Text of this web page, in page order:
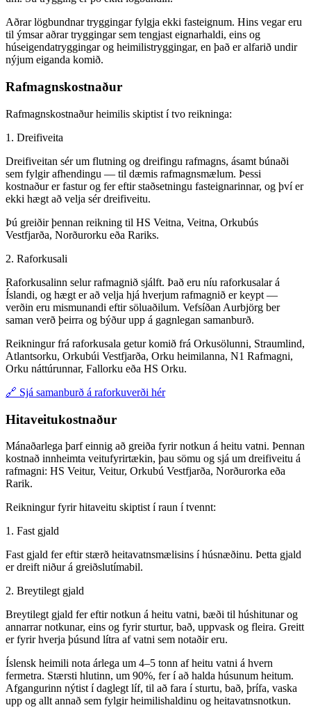
Aðrar lögbundnar tryggingar fylgja ekki fasteignum. Hins vegar eru
til ýmsar aðrar tryggingar sem tengjast eignarhaldi, eins og
húseigendatryggingar og heimilistryggingar, en það er alfarið undir
nýjum eiganda komið.
Rafmagnskostnaður
Rafmagnskostnaður heimilis skiptist í tvo reikninga:
1. Dreifiveita
Dreifiveitan sér um flutning og dreifingu rafmagns, ásamt búnaði
sem fylgir afhendingu — til dæmis rafmagnsmælum. Þessi
kostnaður er fastur og fer eftir staðsetningu fasteignarinnar, og því er
ekki hægt að velja sér dreifiveitu.
Þú greiðir þennan reikning til HS Veitna, Veitna, Orkubús
Vestfjarða, Norðurorku eða Rariks.
2. Raforkusali
Raforkusalinn selur rafmagnið sjálft. Það eru níu raforkusalar á
Íslandi, og hægt er að velja hjá hverjum rafmagnið er keypt —
verðin eru mismunandi eftir söluaðilum. Vefsíðan Aurbjörg ber
saman verð þeirra og býður upp á gagnlegan samanburð.
Reikningur frá raforkusala getur komið frá Orkusölunni, Straumlind,
Atlantsorku, Orkubúi Vestfjarða, Orku heimilanna, N1 Rafmagni,
Orku náttúrunnar, Fallorku eða HS Orku.
🔗 Sjá samanburð á raforkuverði hér
Hitaveitukostnaður
Mánaðarlega þarf einnig að greiða fyrir notkun á heitu vatni. Þennan
kostnað innheimta veitufyrirtækin, þau sömu og sjá um dreifiveitu á
rafmagni: HS Veitur, Veitur, Orkubú Vestfjarða, Norðurorka eða
Rarik.
Reikningur fyrir hitaveitu skiptist í raun í tvennt:
1. Fast gjald
Fast gjald fer eftir stærð heitavatnsmælisins í húsnæðinu. Þetta gjald
er dreift niður á greiðslutímabil.
2. Breytilegt gjald
Breytilegt gjald fer eftir notkun á heitu vatni, bæði til húshitunar og
annarrar notkunar, eins og fyrir sturtur, bað, uppvask og fleira. Greitt
er fyrir hverja þúsund lítra af vatni sem notaðir eru.
Íslensk heimili nota árlega um 4–5 tonn af heitu vatni á hvern
fermetra. Stærsti hlutinn, um 90%, fer í að halda húsunum heitum.
Afgangurinn nýtist í daglegt líf, til að fara í sturtu, bað, þrífa, vaska
upp og allt annað sem fylgir heimilishaldinu og heitavatnsnotkun.